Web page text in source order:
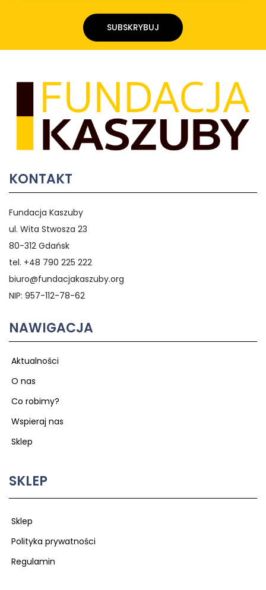
SUBSKRYBUJ
KONTAKT
Fundacja Kaszuby
ul. Wita Stwosza 23
80-312 Gdańsk
tel. +48 790 225 222
biuro@fundacjakaszuby.org
NIP: 957-112-78-62
NAWIGACJA
Aktualności
O nas
Co robimy?
Wspieraj nas
Sklep
SKLEP
Sklep
Polityka prywatności
Regulamin